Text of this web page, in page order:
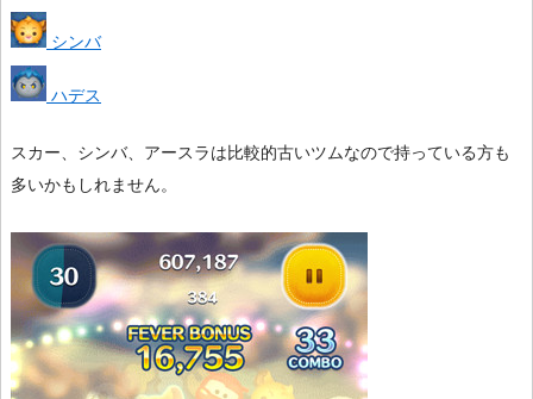
シンバ
ハデス
スカー、シンバ、アースラは比較的古いツムなので持っている方も
多いかもしれません。